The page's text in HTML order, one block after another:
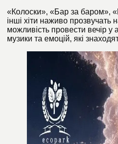
«Колоски», «Бар за баром»,
інші хіти наживо прозвучать
можливість провести вечір у
музики та емоцій, які